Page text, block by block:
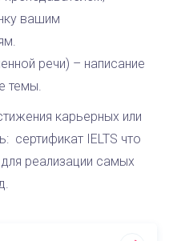
вашим
речи) – написание
темы.
карьерных или
сертификат IELTS что
реализации самых